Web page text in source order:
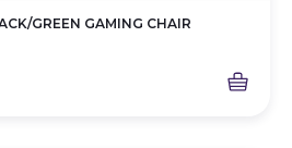
GREEN GAMING CHAIR